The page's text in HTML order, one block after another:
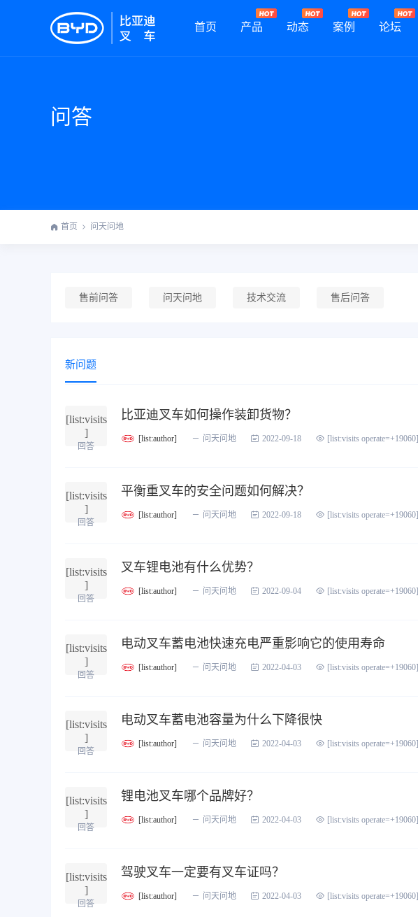
首页 产品 动态 案例 论坛
问答
首页 问天问地
售前问答 问天问地 技术交流 售后问答
新问题
[list:visits
]
回答
比亚迪叉车如何操作装卸货物？
[list:author] 问天问地 2022-09-18 [list:visits operate=+19060]
[list:visits
]
回答
平衡重叉车的安全问题如何解决？
[list:author] 问天问地 2022-09-18 [list:visits operate=+19060]
[list:visits
]
回答
叉车锂电池有什么优势？
[list:author] 问天问地 2022-09-04 [list:visits operate=+19060]
[list:visits
]
回答
电动叉车蓄电池快速充电严重影响它的使用寿命
[list:author] 问天问地 2022-04-03 [list:visits operate=+19060]
[list:visits
]
回答
电动叉车蓄电池容量为什么下降很快
[list:author] 问天问地 2022-04-03 [list:visits operate=+19060]
[list:visits
]
回答
锂电池叉车哪个品牌好？
[list:author] 问天问地 2022-04-03 [list:visits operate=+19060]
[list:visits
]
回答
驾驶叉车一定要有叉车证吗？
[list:author] 问天问地 2022-04-03 [list:visits operate=+19060]